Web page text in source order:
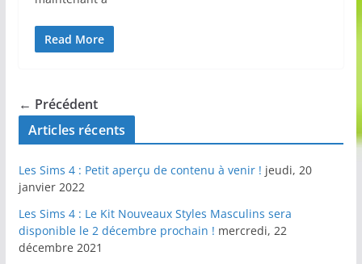
Read More
← Précédent
Articles récents
Les Sims 4 : Petit aperçu de contenu à venir ! jeudi, 20
janvier 2022
Les Sims 4 : Le Kit Nouveaux Styles Masculins sera
disponible le 2 décembre prochain ! mercredi, 22
décembre 2021